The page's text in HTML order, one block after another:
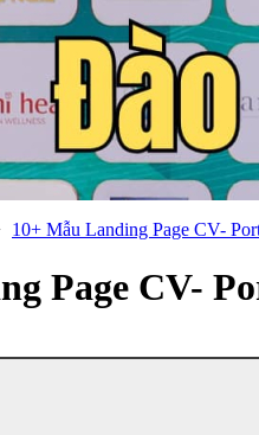
10+ Mẫu Landing Page CV-
Page CV-